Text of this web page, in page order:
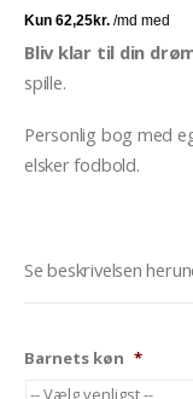
Bliv klar til din
spille.
Personlig bog med
elsker fodbold.
Se beskrivelsen
Barnets køn *